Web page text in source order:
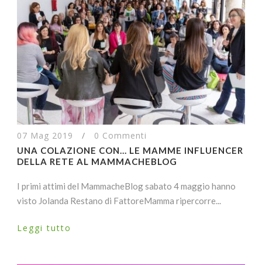
07 Mag 2019 / 0 Commenti
UNA COLAZIONE CON… LE MAMME INFLUENCER
DELLA RETE AL MAMMACHEBLOG
I primi attimi del MammacheBlog sabato 4 maggio hanno
visto Jolanda Restano di FattoreMamma ripercorre...
Leggi tutto